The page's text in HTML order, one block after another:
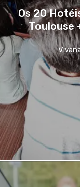
Os 20
Toulouse